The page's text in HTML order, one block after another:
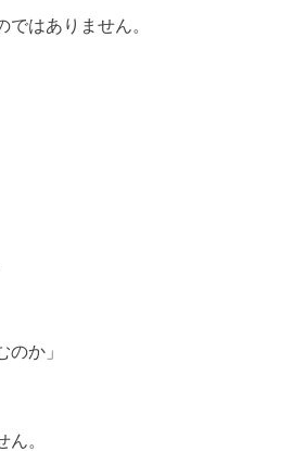
ではありません。
のか」
ん。